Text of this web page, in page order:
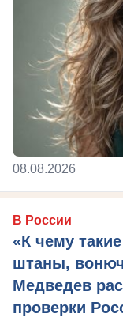
08.08.2026
В России
«К чему
штаны,
Медведев
проверки